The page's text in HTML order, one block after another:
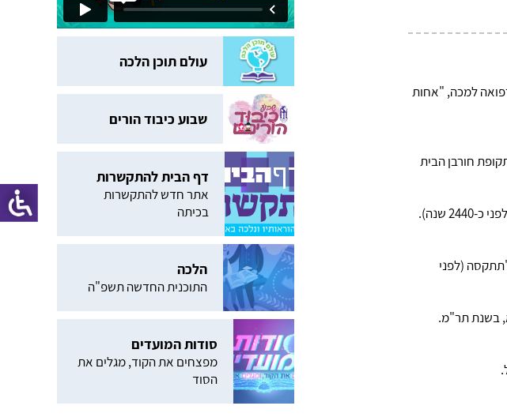
למכה, "אחות
חורבן הבית
– היום שבו באה ירושלים במצור על ידי מלך בבל נבוכדנצר, בשנת ג'שלח (לפני כ-2440 שנה).
(לפני
בשנת תר"מ.
עולם תוכן הלכה
שבוע כיבוד הורים
דף הבית להתקשרות
אתר חדש להתקשרות
בכיתה
הלכה
התוכנית החדשה תשפ"ה
סודות המועדים
מפצחים את הקוד, מגלים את
הסוד